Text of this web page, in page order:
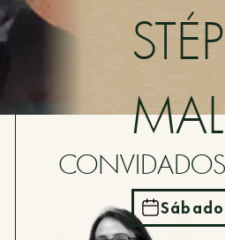
CONVIDADOS